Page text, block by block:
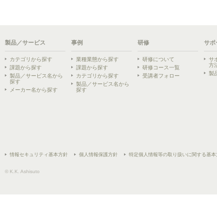
製品／サービス
カテゴリから探す
課題から探す
製品／サービス名から
探す
メーカー名から探す
事例
業種業態から探す
課題から探す
カテゴリから探す
製品／サービス名から
探す
研修
研修について
研修コース一覧
受講者フォロー
サポ
サ
方
製
情報セキュリティ基本方針 個人情報保護方針 特定個人情報等の取り扱いに関する基本
© K.K. Ashisuto